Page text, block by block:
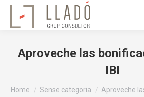
Aproveche las
IBI
You are here:
Home Sense categoria Aproveche